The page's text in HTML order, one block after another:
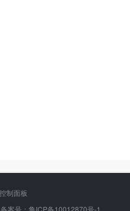
制面板
案号： 鲁ICP备10012870号-1